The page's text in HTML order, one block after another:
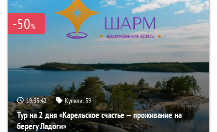
-50%
19:35:41 Купили:39
Тур на 2 дня «Карельское счастье — проживание на
берегу Ладоги»